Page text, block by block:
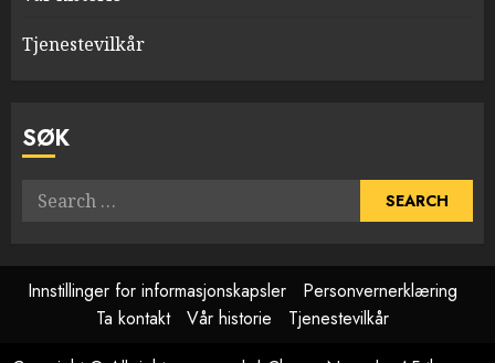
Tjenestevilkår
SØK
Search
Innstillinger for informasjonskapsler
Personvernerklæring
Ta kontakt
Vår historie
Tjenestevilkår